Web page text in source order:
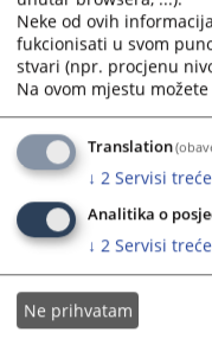
Općinski sud u Živinicama
Osnovni sud u Derventi
Osnovni sud u Kotor Varošu
Osnovni sud u Mrkonjić
Osnovni sud u Prijedoru
Osnovni sud u Tesliću
Osnovni sud u Višegradu
Neke od ovih
fukcionisati u svom
stvari (npr. procjenu
Na ovom mjestu
Translation
↓ 2 Servisi
Analitika o
↓ 2 Servisi
Ne prihvatam